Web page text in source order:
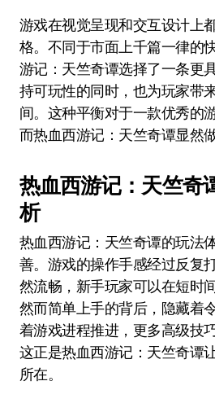
游戏在视觉呈现和交互设计上
格。不同于市面上千篇一律的
游记：天竺奇谭选择了一条更
持可玩性的同时，也为玩家带
间。这种平衡对于一款优秀的
而热血西游记：天竺奇谭显然做
热血西游记：天竺奇
析
热血西游记：天竺奇谭的玩法
善。游戏的操作手感经过反复
然流畅，新手玩家可以在短时
然而简单上手的背后，隐藏着
着游戏进程推进，更多高级技
这正是热血西游记：天竺奇谭
所在。